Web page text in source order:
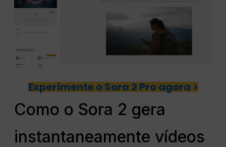
Experimente o Sora 2 Pro agora >
Como o Sora 2 gera
instantaneamente vídeos